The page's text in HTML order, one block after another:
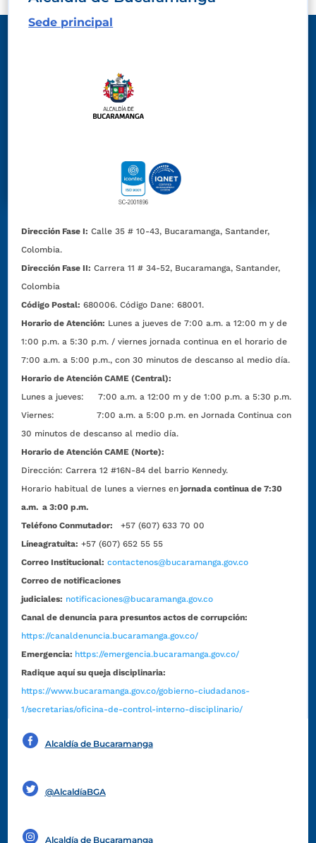
Sede principal
Dirección Fase I: Calle 35 # 10-43, Bucaramanga, Santander,
Colombia.
Dirección Fase II: Carrera 11 # 34-52, Bucaramanga, Santander,
Colombia
Código Postal: 680006. Código Dane: 68001.
Horario de Atención: Lunes a jueves de 7:00 a.m. a 12:00 m y de
1:00 p.m. a 5:30 p.m. / viernes jornada continua en el horario de
7:00 a.m. a 5:00 p.m., con 30 minutos de descanso al medio día.
Horario de Atención CAME (Central):
Lunes a jueves: 7:00 a.m. a 12:00 m y de 1:00 p.m. a 5:30 p.m.
Viernes: 7:00 a.m. a 5:00 p.m. en Jornada Continua con
30 minutos de descanso al medio día.
Horario de Atención CAME (Norte):
Dirección:Carrera 12 #16N-84 del barrio Kennedy.
Horario habitual de lunes a viernes en jornada continua de 7:30
a.m. a 3:00 p.m.
Teléfono Conmutador:
+57 (607) 633 70 00
Líneagratuita: +57 (607) 652 55 55
Correo Institucional: contactenos@bucaramanga.gov.co
Correo de notificaciones
judiciales: notificaciones@bucaramanga.gov.co
Canal de denuncia para presuntos actos de corrupción:
https://canaldenuncia.bucaramanga.gov.co/
Emergencia: https://emergencia.bucaramanga.gov.co/
Radique aquí su queja disciplinaria:
https://www.bucaramanga.gov.co/gobierno-ciudadanos-
1/secretarias/oficina-de-control-interno-disciplinario/
Alcaldía de Bucaramanga
@AlcaldíaBGA
Alcaldía de Bucaramanga